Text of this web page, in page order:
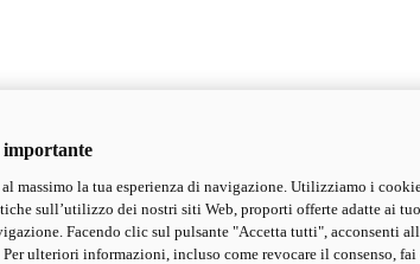
massimo la tua esperienza di navigazione. Utilizziamo i
sull’utilizzo dei nostri siti Web, proporti offerte adatte ai
Facendo clic sul pulsante "Accetta tutti", acconsenti
ulteriori informazioni, incluso come revocare il consenso,